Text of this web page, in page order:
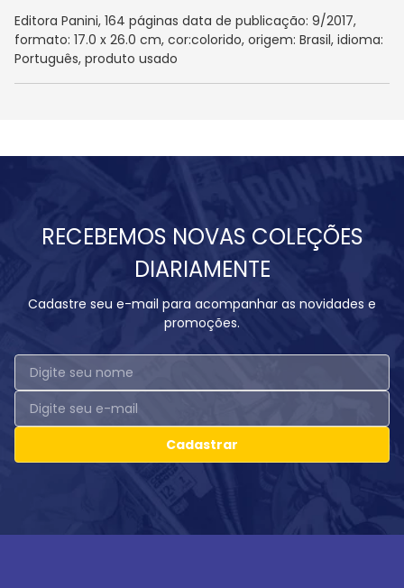
Editora Panini, 164 páginas data de publicação: 9/2017,
formato: 17.0 x 26.0 cm, cor:colorido, origem: Brasil, idioma:
Português, produto usado
RECEBEMOS NOVAS COLEÇÕES
DIARIAMENTE
Cadastre seu e-mail para acompanhar as novidades e
promoções.
Cadastrar